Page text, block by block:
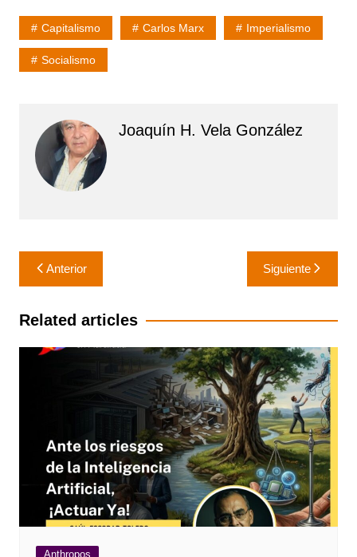
Capitalismo Carlos Marx Imperialismo
Socialismo
Joaquín H. Vela González
Navegación
de
entradas
Anterior Siguiente
Related articles
Anthropos